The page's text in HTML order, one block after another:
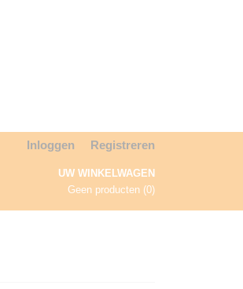
Inloggen Registreren
UW WINKELWAGEN
Geen producten (0)